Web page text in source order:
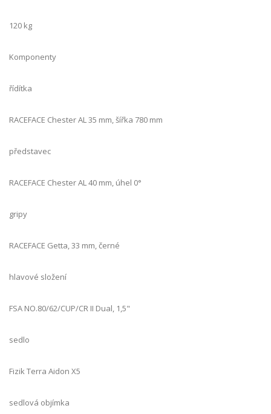
120 kg
Komponenty
řídítka
RACEFACE Chester AL 35 mm, šířka 780 mm
představec
RACEFACE Chester AL 40 mm, úhel 0°
gripy
RACEFACE Getta, 33 mm, černé
hlavové složení
FSA NO.80/62/CUP/CR II Dual, 1,5"
sedlo
Fizik Terra Aidon X5
sedlová objímka